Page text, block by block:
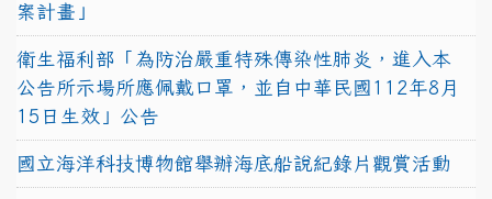
案計畫」
衛生福利部「為防治嚴重特殊傳染性肺炎，進入本
公告所示場所應佩戴口罩，並自中華民國112年8月
15日生效」公告
國立海洋科技博物館舉辦海底船說紀錄片觀賞活動